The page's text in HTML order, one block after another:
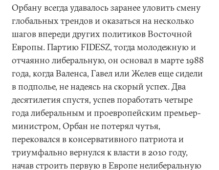
Орбану всегда удавалось заранее уловить смену
глобальных трендов и оказаться на несколько
шагов впереди других политиков Восточной
Европы. Партию FIDESZ, тогда молодежную и
отчаянно либеральную, он основал в марте 1988
года, когда Валенса, Гавел или Желев еще сидели
в подполье, не надеясь на скорый успех. Два
десятилетия спустя, успев поработать четыре
года либеральным и проевропейским премьер-
министром, Орбан не потерял чутья,
перековался в консервативного патриота и
триумфально вернулся к власти в 2010 году,
начав строить первую в Европе нелиберальную